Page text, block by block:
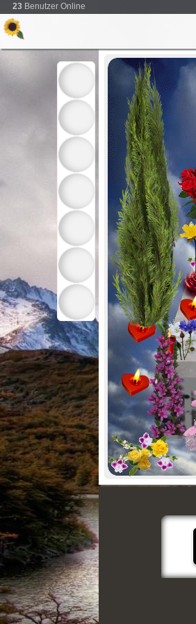
23 Benutzer Online